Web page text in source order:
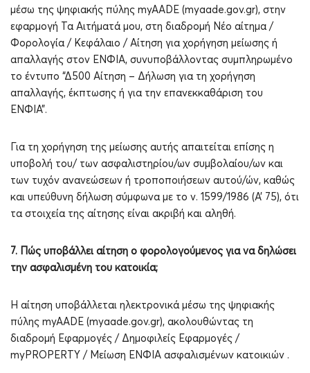
μέσω της ψηφιακής πύλης myAADE (myaade.gov.gr), στην
εφαρμογή Τα Αιτήματά μου, στη διαδρομή Νέο αίτημα /
Φορολογία / Κεφάλαιο / Αίτηση για χορήγηση μείωσης ή
απαλλαγής στον ΕΝΦΙΑ, συνυποβάλλοντας συμπληρωμένο
το έντυπο “Δ500 Αίτηση – Δήλωση για τη χορήγηση
απαλλαγής, έκπτωσης ή για την επανεκκαθάριση του
ΕΝΦΙΑ”.
Για τη χορήγηση της μείωσης αυτής απαιτείται επίσης η
υποβολή του/ των ασφαλιστηρίου/ων συμβολαίου/ων και
των τυχόν ανανεώσεων ή τροποποιήσεων αυτού/ών, καθώς
και υπεύθυνη δήλωση σύμφωνα με το ν. 1599/1986 (Α’ 75), ότι
τα στοιχεία της αίτησης είναι ακριβή και αληθή.
7. Πώς υποβάλλει αίτηση ο φορολογούμενος για να δηλώσει
την ασφαλισμένη του κατοικία;
Η αίτηση υποβάλλεται ηλεκτρονικά μέσω της ψηφιακής
πύλης myAADE (myaade.gov.gr), ακολουθώντας τη
διαδρομή Εφαρμογές / Δημοφιλείς Εφαρμογές /
myPROPERTY / Μείωση ΕΝΦΙΑ ασφαλισμένων κατοικιών .